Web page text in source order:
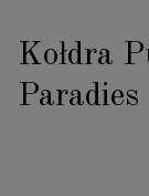
Kołdra